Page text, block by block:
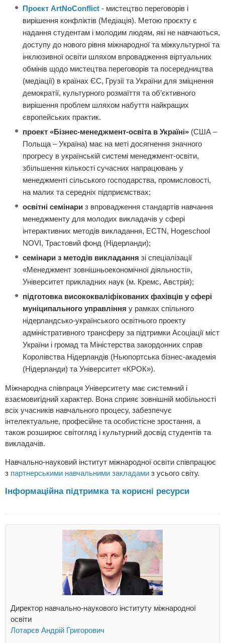
Проєкт ArtNoConflict - мистецтво переговорів і
вирішення конфліктів (Медіація). Метою проєкту є
надання студентам і молодим людям, які не навчаються,
доступу до нового рівня міжнародної та міжкультурної та
інклюзивної освіти шляхом впровадження віртуальних
обмінів щодо мистецтва переговорів та посередництва
(медіації) в країнах ЄС, Грузії та України для зміцнення
демократії, культурного розмаїття та об’єктивного
вирішення проблем шляхом набуття найкращих
європейських практик.
проект «Бізнес-менеджмент-освіта в Україні» (США –
Польща – Україна) має на меті досягнення значного
прогресу в українській системі менеджмент-освіти,
збільшення кількості сучасних напрацювань у
менеджменті сільського господарства, промисловості,
на малих та середніх підприємствах;
освітні семінари з впровадження стандартів навчання
менеджменту для молодих викладачів у сфері
інтерактивних методів викладання, ECTN, Hogeschool
NOVІ, Трастовий фонд (Нідерланди);
семінари з методів викладання зі спеціалізації
«Менеджмент зовнішньоекономічної діяльності»,
Університет прикладних наук (м. Кремс, Австрія);
підготовка висококваліфікованих фахівців у сфері
муніципального управління у рамках спільного
нідерландсько-українського освітнього проекту
адміністративного трансферу за підтримки Асоціації міст
України і громад та Міністерства закордонних справ
Королівства Нідерландів (Ньюпортська бізнес-академія
(Нідерланди) та Університет «КРОК»).
Міжнародна співпраця Університету має системний і
взаємовигідний характер. Вона сприяє зовнішній мобільності
всіх учасників навчального процесу, забезпечує
інтелектуальне, професійне та особистісне зростання, а
також розширює світогляд і культурний досвід студентів та
викладачів.
Навчально-науковий інститут міжнародної освіти співпрацює
з партнерськими навчальними закладами з усього світу.
Інформаційна підтримка та корисні ресурси
Директор навчально-наукового інституту міжнародної
освіти
Лотарєв Андрій Григорович